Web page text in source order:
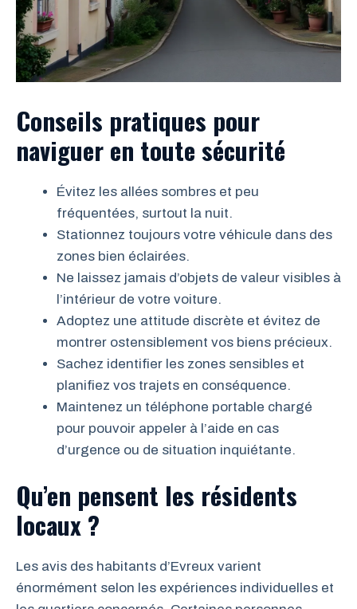
Conseils pratiques pour
naviguer en toute sécurité
Évitez les allées sombres et peu
fréquentées, surtout la nuit.
Stationnez toujours votre véhicule dans des
zones bien éclairées.
Ne laissez jamais d’objets de valeur visibles à
l’intérieur de votre voiture.
Adoptez une attitude discrète et évitez de
montrer ostensiblement vos biens précieux.
Sachez identifier les zones sensibles et
planifiez vos trajets en conséquence.
Maintenez un téléphone portable chargé
pour pouvoir appeler à l’aide en cas
d’urgence ou de situation inquiétante.
Qu’en pensent les résidents
locaux ?
Les avis des habitants d’Evreux varient
énormément selon les expériences individuelles et